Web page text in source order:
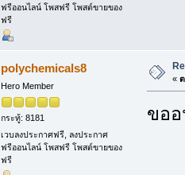
ฟรีออนไลน์ โพสฟรี โพสต์ขายของ
ฟรี
polychemicals8
Hero Member
กระทู้: 8181
เวบลงประกาศฟรี, ลงประกาศ
ฟรีออนไลน์ โพสฟรี โพสต์ขายของ
ฟรี
«
ขอ